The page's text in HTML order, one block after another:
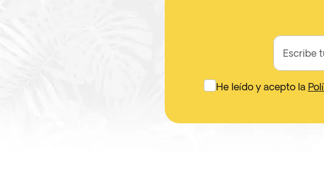
Escribe
He leído y acepto la